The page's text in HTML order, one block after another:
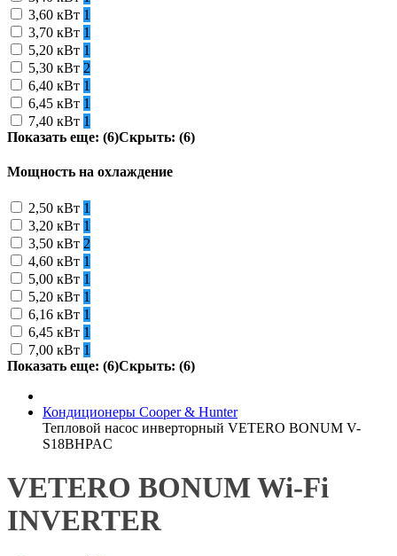
3,60 кВт 1
3,70 кВт 1
5,20 кВт 1
5,30 кВт 2
6,40 кВт 1
6,45 кВт 1
7,40 кВт 1
Показать еще: (6)Скрыть: (6)
Мощность на охлаждение
2,50 кВт 1
3,20 кВт 1
3,50 кВт 2
4,60 кВт 1
5,00 кВт 1
5,20 кВт 1
6,16 кВт 1
6,45 кВт 1
7,00 кВт 1
Показать еще: (6)Скрыть: (6)
Кондиционеры Cooper & Hunter
Тепловой насос инверторный VETERO BONUM V-
S18BHPAC
VETERO BONUM Wi-Fi
INVERTER